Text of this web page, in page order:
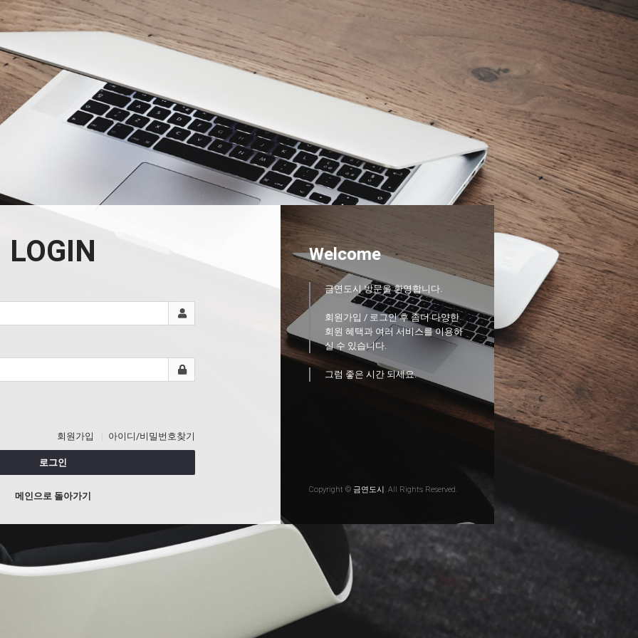
LOGIN
회원가입 아이디/비밀번호찾기
로그인
메인으로 돌아가기
Welcome
금연도시 방문을 환영합니다.
회원가입 / 로그인 후 좀더 다양한
회원 혜택과 여러 서비스를 이용하
실 수 있습니다.
그럼 좋은 시간 되세요.
Copyright © 금연도시. All Rights Reserved.